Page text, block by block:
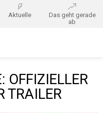
Aktuelle
Das geht gerade
ab
OFFIZIELLER
TRAILER